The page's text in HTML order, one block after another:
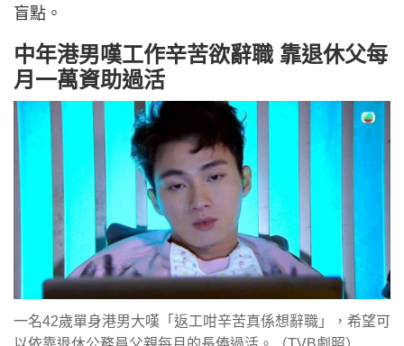
盲點。
中年港男嘆工作辛苦欲辭職 靠退休父每
月一萬資助過活
一名42歲單身港男大嘆「返工咁辛苦真係想辭職」，希望可